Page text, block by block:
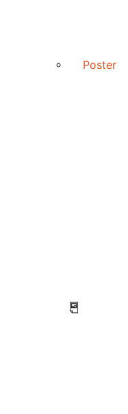
Poster